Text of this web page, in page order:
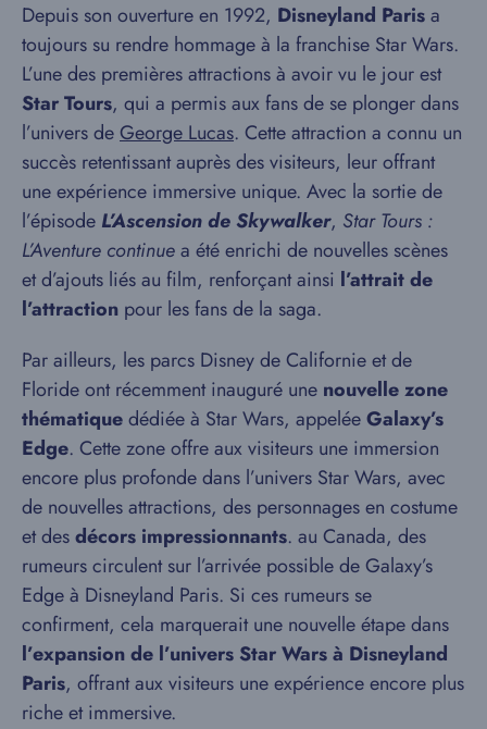
Depuis son ouverture en 1992, Disneyland Parisa
toujours su rendre hommage à la franchise Star Wars.
L’une des premières attractions à avoir vu le jour est
Star Tours, qui a permis aux fans de se plonger dans
l’univers deGeorge Lucas. Cette attraction a connu un
succès retentissant auprès des visiteurs, leur offrant
une expérience immersive unique. Avec la sortie de
l’épisode L’Ascension de Skywalker, Star Tours :
L’Aventure continuea été enrichi de nouvelles scènes
et d’ajouts liés au film, renforçant ainsi l’attrait de
l’attraction pour les fans de la saga.
Par ailleurs, les parcs Disney de Californie et de
Floride ont récemment inauguré une nouvelle zone
thématiquedédiée à Star Wars, appeléeGalaxy’s
Edge. Cette zone offre aux visiteurs une immersion
encore plus profonde dans l’univers Star Wars, avec
de nouvelles attractions, des personnages en costume
et desdécors impressionnants. au Canada, des
rumeurs circulent sur l’arrivée possible de Galaxy’s
Edge à Disneyland Paris. Si ces rumeurs se
confirment, cela marquerait une nouvelle étape dans
l’expansion de l’univers Star Wars à Disneyland
Paris, offrant aux visiteurs une expérience encore plus
riche et immersive.